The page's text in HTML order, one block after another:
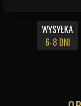
WYSYŁKA
6-8 DNI